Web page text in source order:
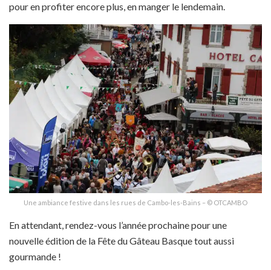
pour en profiter encore plus, en manger le lendemain.
Une ambiance festive dans les rues de Cambo-les-Bains – © OTCAMBO
En attendant, rendez-vous l’année prochaine pour une
nouvelle édition de la Fête du Gâteau Basque tout aussi
gourmande !